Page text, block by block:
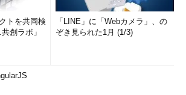
トを共同検
創ラボ」
「LINE」に「Webカメラ」、の
ぞき見られた1月 (1/3)